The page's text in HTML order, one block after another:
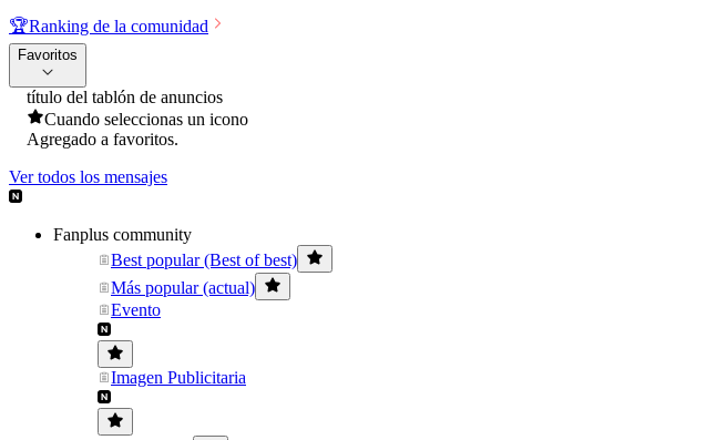
🏆Ranking de la comunidad
Favoritos
título del tablón de anuncios
Cuando seleccionas un icono
Agregado a favoritos.
Ver todos los mensajes
Fanplus community
Best popular (Best of best)
Más popular (actual)
Evento
Imagen Publicitaria